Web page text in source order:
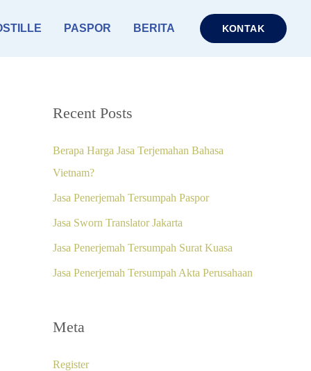
PASPOR BERITA KONTAK
Recent Posts
Berapa Harga Jasa Terjemahan Bahasa
Vietnam?
Jasa Penerjemah Tersumpah Paspor
Jasa Sworn Translator Jakarta
Jasa Penerjemah Tersumpah Surat Kuasa
Jasa Penerjemah Tersumpah Akta Perusahaan
Meta
Register